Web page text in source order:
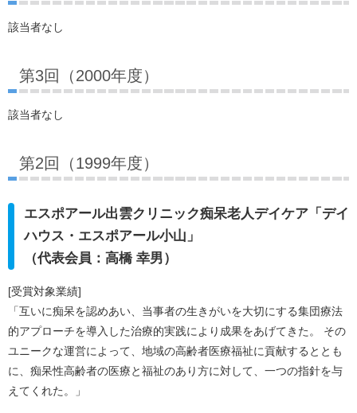
該当者なし
第3回（2000年度）
該当者なし
第2回（1999年度）
エスポアール出雲クリニック痴呆老人デイケア「デイ
ハウス・エスポアール小山」
（代表会員：高橋 幸男）
[受賞対象業績]
「互いに痴呆を認めあい、当事者の生きがいを大切にする集団療法
的アプローチを導入した治療的実践により成果をあげてきた。 その
ユニークな運営によって、地域の高齢者医療福祉に貢献するととも
に、痴呆性高齢者の医療と福祉のあり方に対して、一つの指針を与
えてくれた。」